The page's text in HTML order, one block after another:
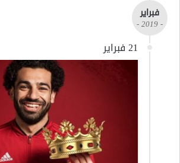
فبراير
- 2019 -
21 فبراير